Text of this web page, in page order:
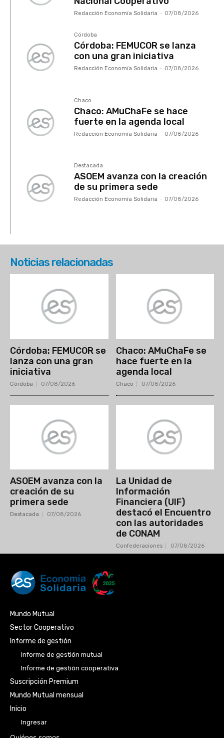
Redacción Economía Solidaria - 07/08/2026
Córdoba
Córdoba: FEMUCOR se lanza
con una gran iniciativa
Redacción Economía Solidaria - 07/08/2026
Chaco
Chaco: AMuChaFe se hace
fuerte en la agenda local
Redacción Economía Solidaria - 07/08/2026
Destacada
ASOEM avanza con la creación
de su primera sede
Redacción Economía Solidaria - 07/08/2026
Noticias relacionadas
Córdoba: FEMUCOR se
lanza con una gran
iniciativa
Córdoba 07/08/2026
Chaco: AMuChaFe se
hace fuerte en la
agenda local
Chaco 07/08/2026
ASOEM avanza con la
creación de su
primera sede
Destacada 07/08/2026
La Unidad de
Información
Financiera (UIF)
destacó el Encuentro
con las autoridades
de CONAM
Confederaciones 07/08/2026
Mundo Mutual
Sector Cooperativo
Informe de gestión
Informe de gestión mutual
Informe de gestión cooperativa
Suscripción Premium
Mundo Mutual mensual
Inicio
Ingresar